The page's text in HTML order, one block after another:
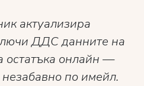
актуализира
ДДС данните на
остатъка онлайн —
по имейл.